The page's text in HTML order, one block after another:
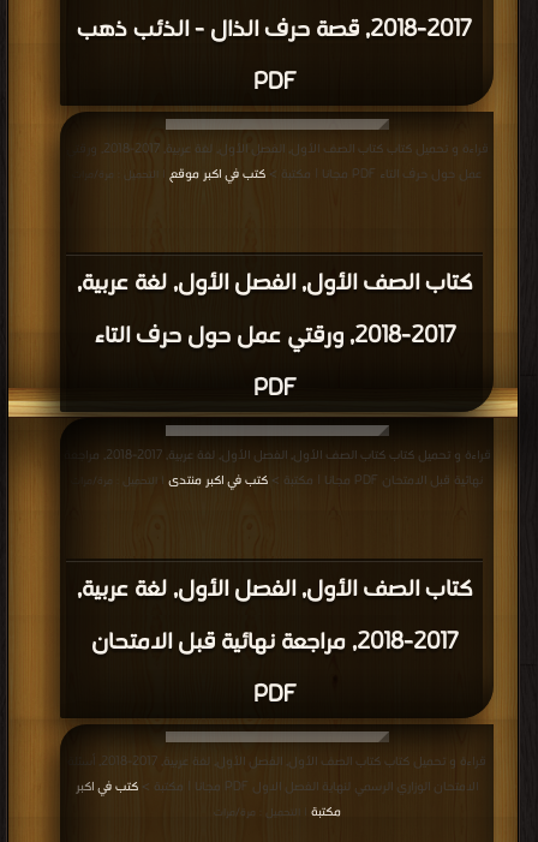
2017-2018, قصة حرف الذال - الذئب ذهب
PDF
كتاب الصف الأول, الفصل الأول, لغة عربية,
2017-2018, ورقتي عمل حول حرف التاء
PDF
قراءة و تحميل كتاب كتاب الصف الأول, الفصل الأول, لغة عربية, 2017-2018, ورقتي
عمل حول حرف التاء PDF مجانا | مكتبة >
كتب في اكبر موقع | التحميل : مرة/مرات
كتاب الصف الأول, الفصل الأول, لغة عربية,
2017-2018, مراجعة نهائية قبل الامتحان
PDF
قراءة و تحميل كتاب كتاب الصف الأول, الفصل الأول, لغة عربية, 2017-2018, مراجعة
نهائية قبل الامتحان PDF مجانا | مكتبة >
كتب في اكبر منتدى | التحميل : مرة/مرات
قراءة و تحميل كتاب كتاب الصف الأول, الفصل الأول, لغة عربية, 2017-2018, أسئلة
الامتحان الوزاري الرسمي لنهاية الفصل الاول PDF مجانا | مكتبة >
كتب في اكبر
مكتبة
| التحميل : مرة/مرات